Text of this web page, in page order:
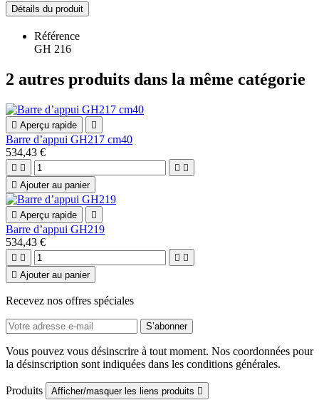
Détails du produit
Référence
GH 216
2 autres produits dans la même catégorie
 Aperçu rapide 
Barre d’appui GH217 cm40
534,43 €
   
 Ajouter au panier
 Aperçu rapide 
Barre d’appui GH219
534,43 €
   
 Ajouter au panier
Recevez nos offres spéciales
Vous pouvez vous désinscrire à tout moment. Nos coordonnées pour
la désinscription sont indiquées dans les conditions générales.
Produits Afficher/masquer les liens produits 